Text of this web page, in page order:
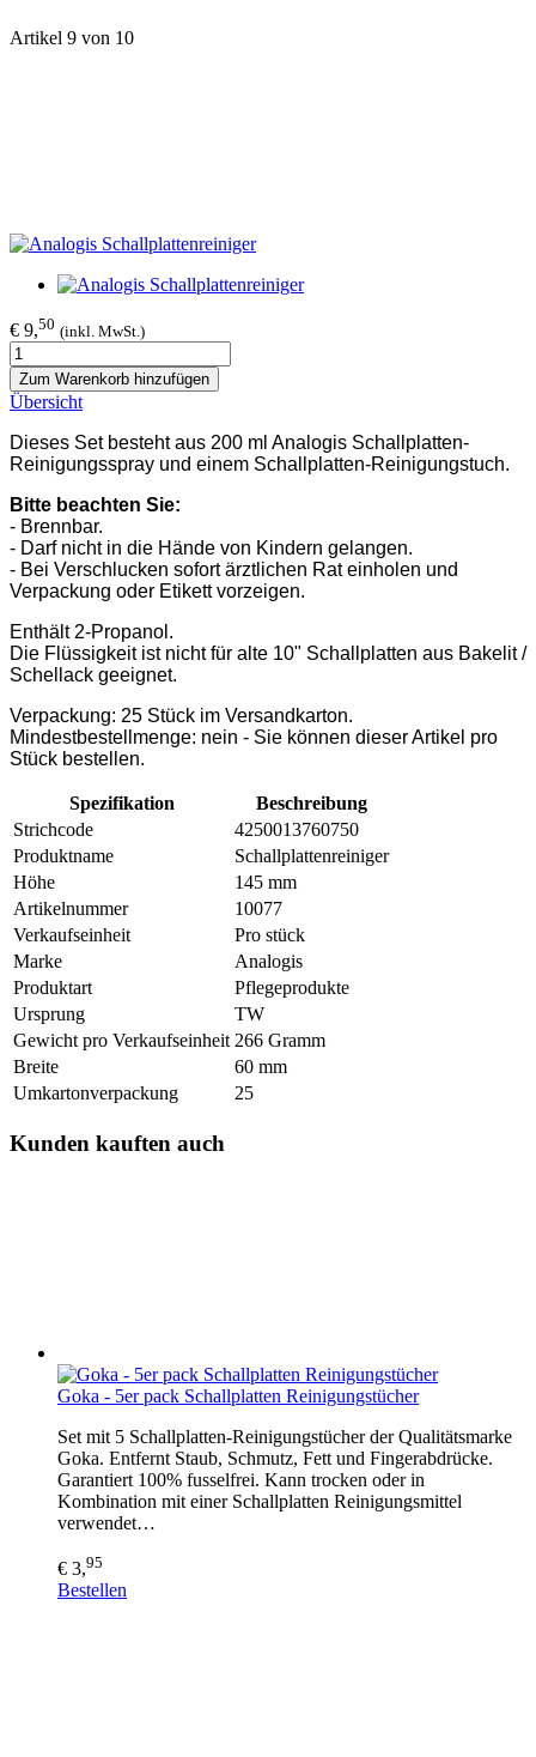
Artikel 9 von 10
€ 9,50 (inkl. MwSt.)
Zum Warenkorb hinzufügen
Übersicht
Dieses Set besteht aus 200 ml Analogis Schallplatten-
Reinigungsspray und einem Schallplatten-Reinigungstuch.
Bitte beachten Sie:
- Brennbar.
- Darf nicht in die Hände von Kindern gelangen.
- Bei Verschlucken sofort ärztlichen Rat einholen und
Verpackung oder Etikett vorzeigen.
Enthält 2-Propanol.
Die Flüssigkeit ist nicht für alte 10" Schallplatten aus Bakelit /
Schellack geeignet.
Verpackung: 25 Stück im Versandkarton.
Mindestbestellmenge: nein - Sie können dieser Artikel pro
Stück bestellen.
Spezifikation
Beschreibung
Strichcode
4250013760750
Produktname
Schallplattenreiniger
Höhe
145 mm
Artikelnummer
10077
Verkaufseinheit
Pro stück
Marke
Analogis
Produktart
Pflegeprodukte
Ursprung
TW
Gewicht pro Verkaufseinheit 266 Gramm
Breite
60 mm
Umkartonverpackung
25
Kunden kauften auch
Goka - 5er pack Schallplatten Reinigungstücher
Set mit 5 Schallplatten-Reinigungstücher der Qualitätsmarke
Goka. Entfernt Staub, Schmutz, Fett und Fingerabdrücke.
Garantiert 100% fusselfrei. Kann trocken oder in
Kombination mit einer Schallplatten Reinigungsmittel
verwendet…
€ 3,95
Bestellen